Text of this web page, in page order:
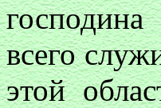
всего
этой